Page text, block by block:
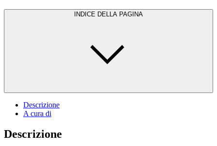
INDICE DELLA PAGINA
Descrizione
A cura di
Descrizione